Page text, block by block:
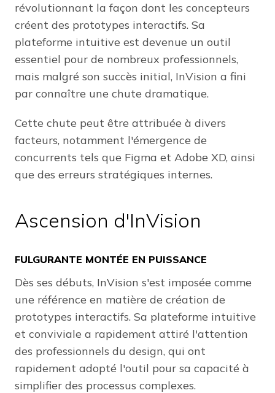
révolutionnant la façon dont les concepteurs
créent des prototypes interactifs. Sa
plateforme intuitive est devenue un outil
essentiel pour de nombreux professionnels,
mais malgré son succès initial, InVision a fini
par connaître une chute dramatique.
Cette chute peut être attribuée à divers
facteurs, notamment l'émergence de
concurrents tels que Figma et Adobe XD, ainsi
que des erreurs stratégiques internes.
Ascension d'InVision
FULGURANTE MONTÉE EN PUISSANCE
Dès ses débuts, InVision s'est imposée comme
une référence en matière de création de
prototypes interactifs. Sa plateforme intuitive
et conviviale a rapidement attiré l'attention
des professionnels du design, qui ont
rapidement adopté l'outil pour sa capacité à
simplifier des processus complexes.